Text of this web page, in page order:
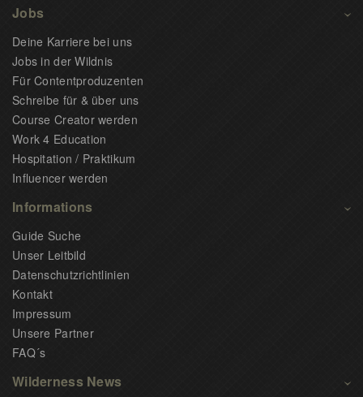
Jobs
Deine Karriere bei uns
Jobs in der Wildnis
Für Contentproduzenten
Schreibe für & über uns
Course Creator werden
Work 4 Education
Hospitation / Praktikum
Influencer werden
Informations
Guide Suche
Unser Leitbild
Datenschutzrichtlinien
Kontakt
Impressum
Unsere Partner
FAQ´s
Wilderness News